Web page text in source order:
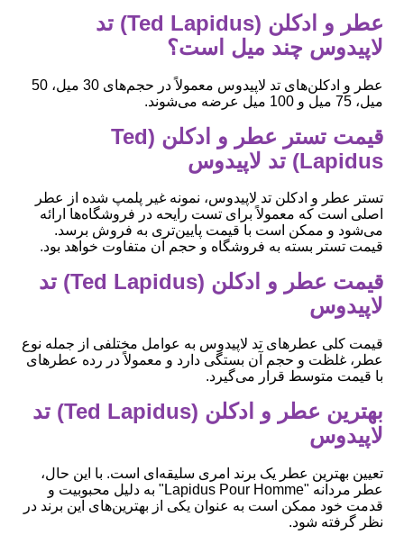
عطر و ادکلن (Ted Lapidus) تد
لاپیدوس چند میل است؟
عطر و ادکلن‌های تد لاپیدوس معمولاً در حجم‌های 30 میل، 50
میل، 75 میل و 100 میل عرضه می‌شوند.
قیمت تستر عطر و ادکلن (Ted
Lapidus) تد لاپیدوس
تستر عطر و ادکلن تد لاپیدوس، نمونه غیر پلمپ شده از عطر
اصلی است که معمولاً برای تست رایحه در فروشگاه‌ها ارائه
می‌شود و ممکن است با قیمت پایین‌تری به فروش برسد.
قیمت تستر بسته به فروشگاه و حجم آن متفاوت خواهد بود.
قیمت عطر و ادکلن (Ted Lapidus) تد
لاپیدوس
قیمت کلی عطرهای تد لاپیدوس به عوامل مختلفی از جمله نوع
عطر، غلظت و حجم آن بستگی دارد و معمولاً در رده عطرهای
با قیمت متوسط قرار می‌گیرد.
بهترین عطر و ادکلن (Ted Lapidus) تد
لاپیدوس
تعیین بهترین عطر یک برند امری سلیقه‌ای است. با این حال،
عطر مردانه "Lapidus Pour Homme" به دلیل محبوبیت و
قدمت خود ممکن است به عنوان یکی از بهترین‌های این برند در
نظر گرفته شود.